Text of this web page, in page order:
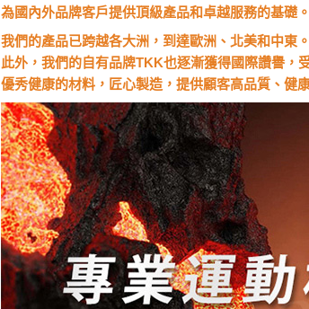
為國內外品牌客戶提供頂級產品和卓越服務的基礎。
我們的產品已跨越各大洲，到達歐洲、北美和中東。
此外，我們的自有品牌TKK也逐漸獲得國際讚譽，
優秀健康的材料，匠心製造，提供顧客高品質、健